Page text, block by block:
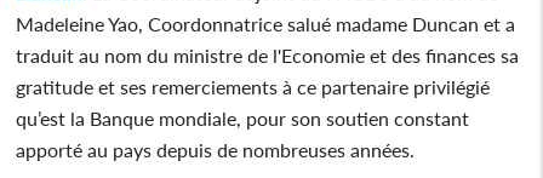
Madeleine Yao, Coordonnatrice salué madame Duncan et a
traduit au nom du ministre de l'Economie et des finances sa
gratitude et ses remerciements à ce partenaire privilégié
qu’est la Banque mondiale, pour son soutien constant
apporté au pays depuis de nombreuses années.